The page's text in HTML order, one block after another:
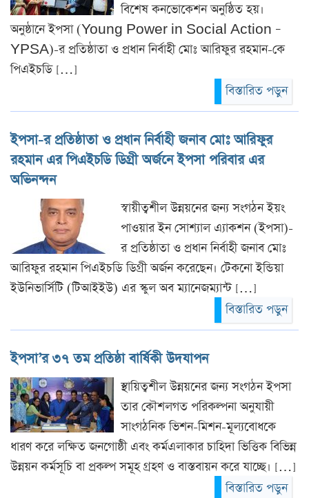
বিশেষ কনভোকেশন অনুষ্ঠিত হয়।
অনুষ্ঠানে ইপসা (Young Power in Social Action –
YPSA)-র প্রতিষ্ঠাতা ও প্রধান নির্বাহী মোঃ আরিফুর রহমান-কে
পিএইচডি […]
বিস্তারিত পড়ুন
ইপসা-র প্রতিষ্ঠাতা ও প্রধান নির্বাহী জনাব মোঃ আরিফুর
রহমান এর পিএইচডি ডিগ্রী অর্জনে ইপসা পরিবার এর
অভিনন্দন
স্বায়ীত্বশীল উন্নয়নের জন্য সংগঠন ইয়ং
পাওয়ার ইন সোশ্যাল এ্যাকশন (ইপসা)-
র প্রতিষ্ঠাতা ও প্রধান নির্বাহী জনাব মোঃ
আরিফুর রহমান পিএইচডি ডিগ্রী অর্জন করেছেন। টেকনো ইন্ডিয়া
ইউনিভার্সিটি (টিআইইউ) এর স্কুল অব ম্যানেজম্যান্ট […]
বিস্তারিত পড়ুন
ইপসা’র ৩৭ তম প্রতিষ্ঠা বার্ষিকী উদযাপন
স্থায়িত্বশীল উন্নয়নের জন্য সংগঠন ইপসা
তার কৌশলগত পরিকল্পনা অনুযায়ী
সাংগঠনিক ভিশন-মিশন-মূল্যবোধকে
ধারণ করে লক্ষিত জনগোষ্ঠী এবং কর্মএলাকার চাহিদা ভিত্তিক বিভিন্ন
উন্নয়ন কর্মসূচি বা প্রকল্প সমূহ গ্রহণ ও বাস্তবায়ন করে যাচ্ছে। […]
বিস্তারিত পড়ুন